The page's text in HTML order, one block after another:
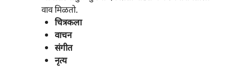
वाव मिळतो.
चित्रकला
वाचन
संगीत
नृत्य